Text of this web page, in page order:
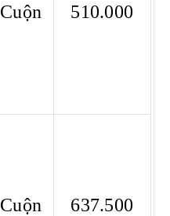
Cuộn 510.000
Cuộn 637.500